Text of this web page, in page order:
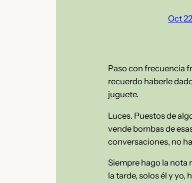
Oct
Paso con frecuencia
recuerdo haberle
juguete.
Luces. Puestos de
vende bombas de
conversaciones, no
Siempre hago la nota
la tarde, solos él y yo,